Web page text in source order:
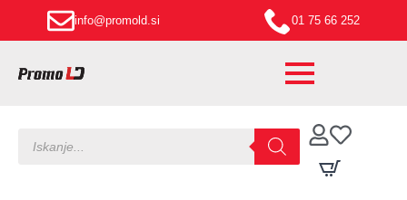
info@promold.si 01 75 66 252
search